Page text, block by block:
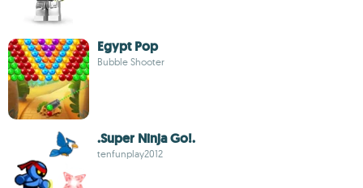
Egypt Pop
Bubble Shooter
.Super Ninja Go!.
tenfunplay2012